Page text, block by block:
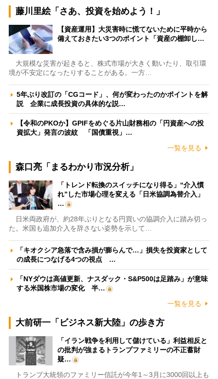
藤川里絵「さあ、投資を始めよう！」
【資産運用】大災害時に慌てないために平時から
備えておきたい3つのポイント「資産の棚卸し…
大規模な災害が起きると、株式市場が大きく動いたり、取引環
境が不安定になったりすることがある。一方…
5年ぶり改訂の「CGコード」、何が変わったのかポイントを解
説 企業に成長投資の具体的な説…
【令和のPKOか】GPIFをめぐる片山財務相の「円資産への投
資拡大」発言の波紋 「国債重視」…
一覧を見る
森口亮「まるわかり市況分析」
「トレンド転換のスイッチになり得る」“介入慣
れ”した市場心理を変える「日米協調為替介入」
…
日米両政府が、約28年ぶりとなる円買いの協調介入に踏み切っ
た。米国も追加介入を辞さない姿勢を示して…
「キオクシア急落で含み損が膨らんで…」損失を投資家として
の成長につなげる4つの視点 …
「NYダウは高値更新、ナスダック・S&P500は足踏み」が意味
する米国株市場の変化 半…
一覧を見る
大前研一「ビジネス新大陸」の歩き方
「イラン戦争を利用して儲けている」利益相反と
の批判が強まるトランプファミリーの不正蓄財
疑…
トランプ大統領のファミリー信託が今年1～3月に3000回以上も